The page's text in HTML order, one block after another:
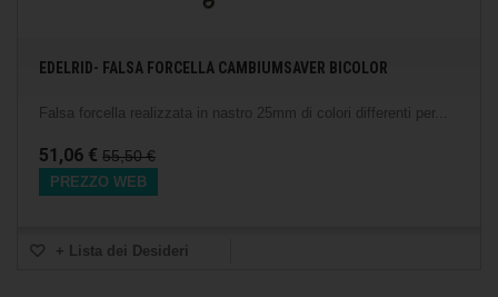
EDELRID- FALSA FORCELLA CAMBIUMSAVER BICOLOR
Falsa forcella realizzata in nastro 25mm di colori differenti per...
51,06 € 55,50 €
PREZZO WEB
+ Lista dei Desideri